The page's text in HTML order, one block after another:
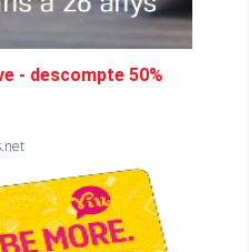
- descompte 50%